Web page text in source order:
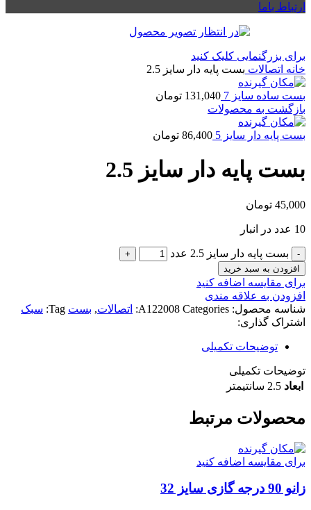
ارتباط باما
برای بزرگنمایی کلیک کنید
خانه اتصالات بست پایه دار سایز 2.5
بست ساده سایز 7 131,040 تومان
بازگشت به محصولات
بست پایه دار سایز 5 86,400 تومان
بست پایه دار سایز 2.5
45,000 تومان
10 عدد در انبار
بست پایه دار سایز 2.5 عدد
افزودن به سبد خرید
برای مقایسه اضافه کنید
افزودن به علاقه مندی
شناسه محصول:
A122008 Categories: اتصالات, بست Tag: سبک
اشتراک گذاری:
توضیحات تکمیلی
توضیحات تکمیلی
ابعاد 2.5 سانتیمتر
محصولات مرتبط
برای مقایسه اضافه کنید
زانو 90 درجه گازی سایز 32